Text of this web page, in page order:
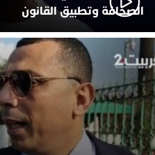
الصحافة وتطبيق القانون